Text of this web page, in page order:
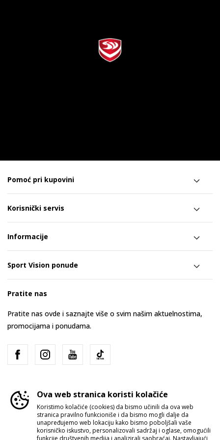
Pomoć pri kupovini
Korisnički servis
Informacije
Sport Vision ponude
Pratite nas
Pratite nas ovde i saznajte više o svim našim aktuelnostima,
promocijama i ponudama.
Srbija Promenite
Ova web stranica koristi kolačiće
Koristimo kolačiće (cookies) da bismo učinili da ova web
stranica pravilno funkcioniše i da bismo mogli dalje da
unapređujemo web lokaciju kako bismo poboljšali vaše
korisničko iskustvo, personalizovali sadržaj i oglase, omogućili
funkcije društvenih medija i analizirali saobraćaj. Nastavljajući